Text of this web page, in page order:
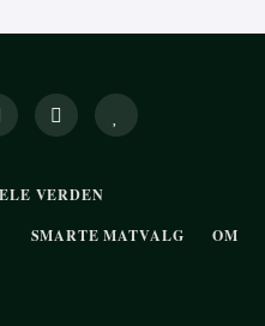
VERDEN
SMARTE MATVALG OM